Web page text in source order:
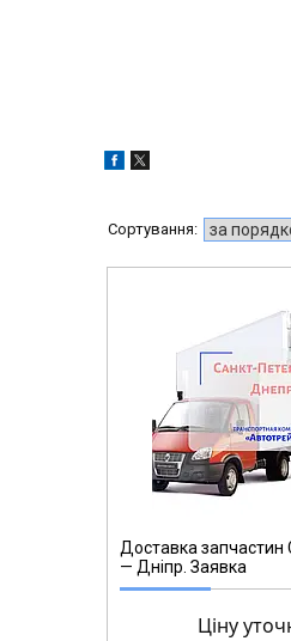
Доставка запчастин
— Дніпр. Заявка
Ціну